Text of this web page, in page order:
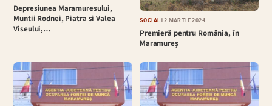
Depresiunea Maramuresului,
Muntii Rodnei, Piatra si Valea
Viseului,…
SOCIAL12 MARTIE 2024
Premieră pentru România, în
Maramureș